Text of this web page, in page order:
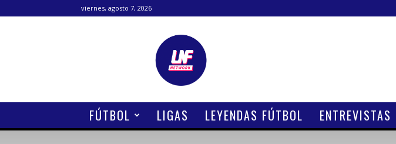
viernes, agosto 7, 2026
Lanetafutbolera
FÚTBOL LIGAS LEYENDAS FÚTBOL ENTREVISTAS